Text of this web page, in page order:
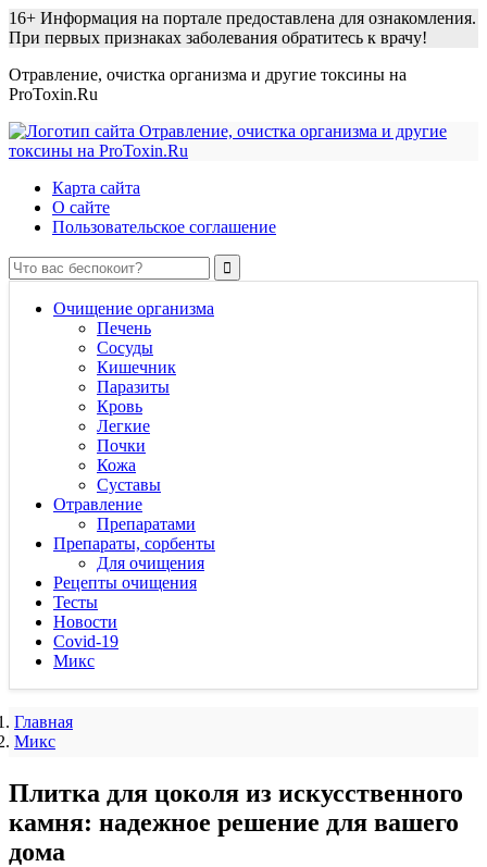
16+ Информация на портале предоставлена для ознакомления.
При первых признаках заболевания обратитесь к врачу!
Отравление, очистка организма и другие токсины на
ProToxin.Ru
Карта сайта
О сайте
Пользовательское соглашение
Очищение организма
Печень
Сосуды
Кишечник
Паразиты
Кровь
Легкие
Почки
Кожа
Суставы
Отравление
Препаратами
Препараты, сорбенты
Для очищения
Рецепты очищения
Тесты
Новости
Covid-19
Микс
Главная
Микс
Плитка для цоколя из искусственного
камня: надежное решение для вашего
дома